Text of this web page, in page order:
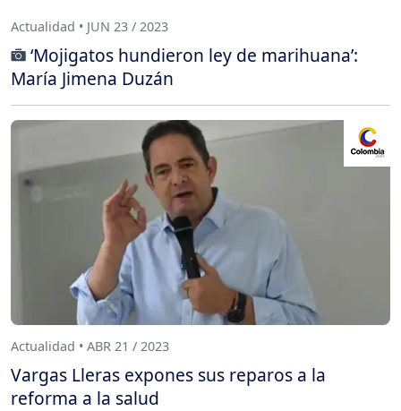
Actualidad • JUN 23 / 2023
‘Mojigatos hundieron ley de marihuana’:
María Jimena Duzán
Actualidad • ABR 21 / 2023
Vargas Lleras expones sus reparos a la
reforma a la salud